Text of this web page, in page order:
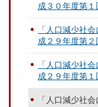
成３０年度第１
「人口減少社
成２９年度第２
「人口減少社
成２９年度第１
「人口減少社